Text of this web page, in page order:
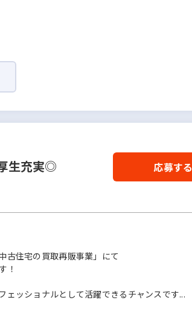
生充実◎ 応募する
古住宅の買取再販事業」にて
！
ェッショナルとして活躍できるチャンスです...